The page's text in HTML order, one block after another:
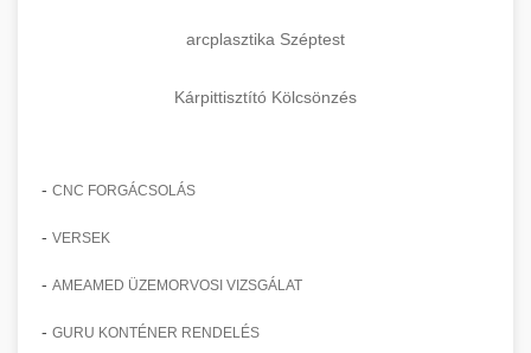
arcplasztika Széptest
Kárpittisztító Kölcsönzés
- CNC FORGÁCSOLÁS
- VERSEK
- AMEAMED ÜZEMORVOSI VIZSGÁLAT
- GURU KONTÉNER RENDELÉS